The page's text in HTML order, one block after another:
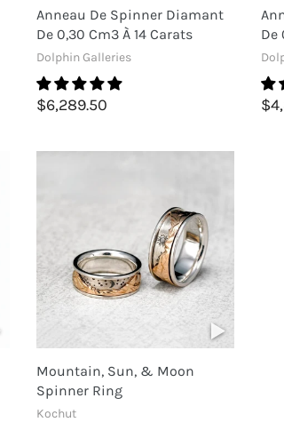
Anneau De Spinner Diamant
De 0,30 Cm3 À 14 Carats
Dolphin Galleries
$6,289.50
De
Mountain, Sun, & Moon
Spinner Ring
Kochut